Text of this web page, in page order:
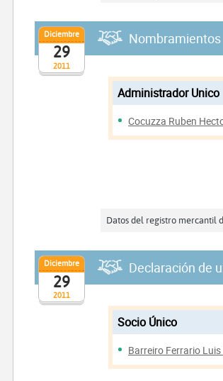
2011
Diciembre
29
Nombramientos
Administrador Unico
Cocuzza Ruben
Datos del registro mercantil
2011
Diciembre
29
Declaración de
Socio Único
Barreiro Ferrario